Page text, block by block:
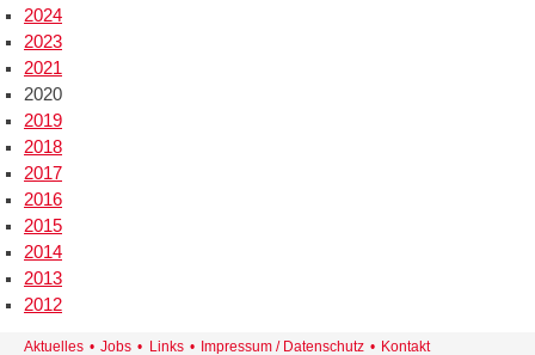
2024
2023
2021
2020
2019
2018
2017
2016
2015
2014
2013
2012
Navigation
Aktuelles Jobs Links Impressum / Datenschutz Kontakt